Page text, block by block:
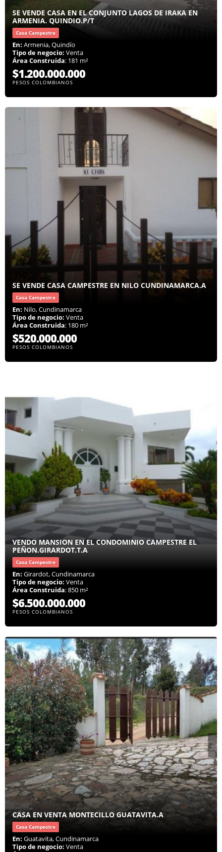
SE VENDE CASA EN EL CONJUNTO LAGOS DE IRAKA EN
ARMENIA. QUINDIO.P/T
Casa Campestre
En: Armenia, Quindío
Tipo de negocio: Venta
Área Construida: 181 m²
$1.200.000.000
PESOS COLOMBIANOS
SE VENDE CASA CAMPESTRE EN NILO CUNDINAMARCA.A
Casa Campestre
En: Nilo, Cundinamarca
Tipo de negocio: Venta
Área Construida: 180 m²
$520.000.000
PESOS COLOMBIANOS
VENDO MANSION EN EL CONDOMINIO CAMPESTRE EL
PEÑON.GIRARDOT.T.A
Casa Campestre
En: Girardot, Cundinamarca
Tipo de negocio: Venta
Área Construida: 850 m²
$6.500.000.000
PESOS COLOMBIANOS
CASA EN VENTA MONTECILLO GUATAVITA.A
Casa Campestre
En: Guatavita, Cundinamarca
Tipo de negocio: Venta